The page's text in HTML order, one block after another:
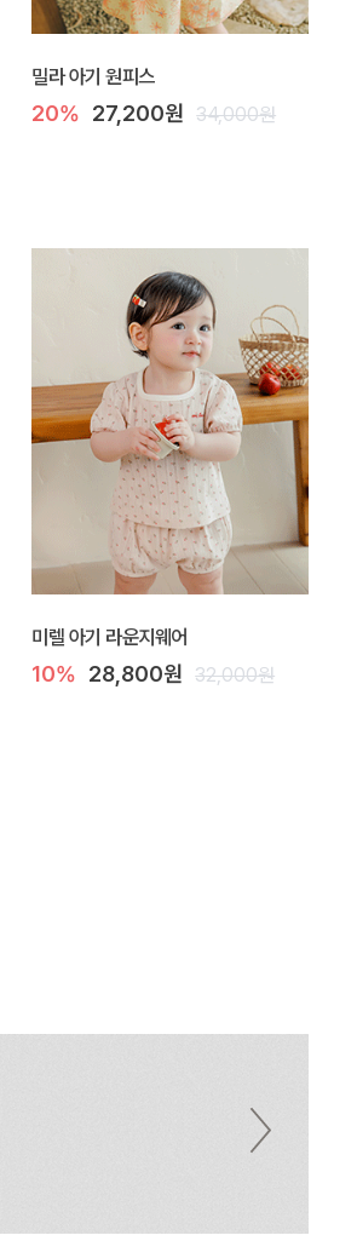
밀라 아기 원피스
20% 27,200원 34,000원
미렐 아기 라운지웨어
10% 28,800원 32,000원